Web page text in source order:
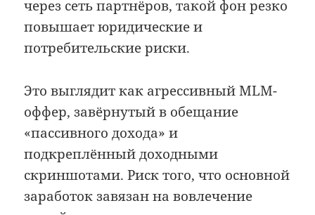
через сеть партнёров, такой фон резко
повышает юридические и
потребительские риски.
Это выглядит как агрессивный MLM-
оффер, завёрнутый в обещание
«пассивного дохода» и
подкреплённый доходными
скриншотами. Риск того, что основной
заработок завязан на вовлечение